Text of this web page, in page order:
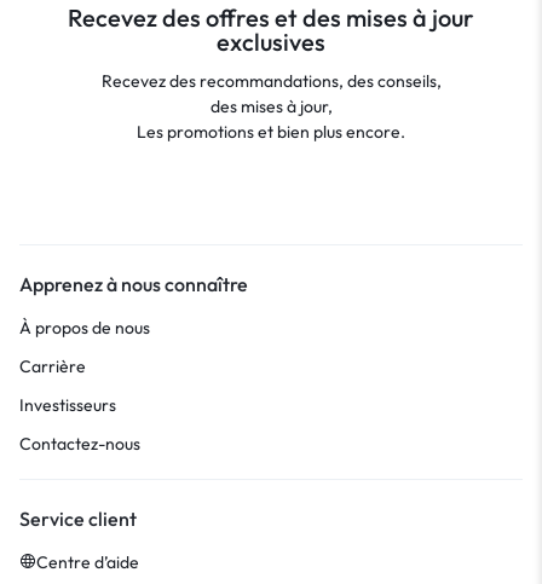
Recevez des offres et des mises à jour
exclusives
Recevez des recommandations, des conseils,
des mises à jour,
Les promotions et bien plus encore.
Apprenez à nous connaître
À propos de nous
Carrière
Investisseurs
Contactez-nous
Service client
Centre d’aide